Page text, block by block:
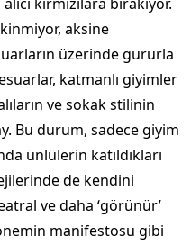
kırmızılara bırakıyor.
aksine
üzerinde gururla
katmanlı giyimler
ve sokak stilinin
Bu durum, sadece giyim
ünlülerin katıldıkları
de kendini
ve daha ‘görünür’
manifestosu gibi